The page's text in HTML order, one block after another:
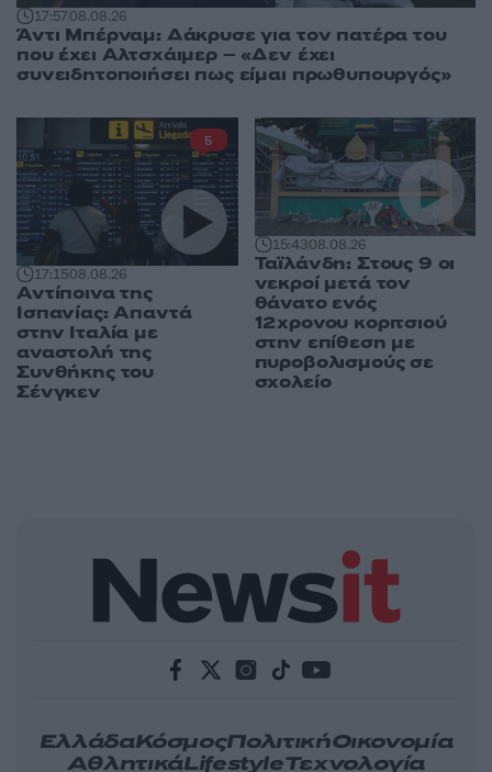
17:5708.08.26
Άντι Μπέρναμ: Δάκρυσε για τον πατέρα του
που έχει Αλτσχάιμερ – «Δεν έχει
συνειδητοποιήσει πως είμαι πρωθυπουργός»
17:1508.08.26
Αντίποινα της
Ισπανίας: Απαντά
στην Ιταλία με
αναστολή της
Συνθήκης του
Σένγκεν
5
15:4308.08.26
Ταϊλάνδη: Στους 9 οι
νεκροί μετά τον
θάνατο ενός
12χρονου κοριτσιού
στην επίθεση με
πυροβολισμούς σε
σχολείο
ΕλλάδαΚόσμοςΠολιτικήΟικονομία
ΑθλητικάLifestyleΤεχνολογία